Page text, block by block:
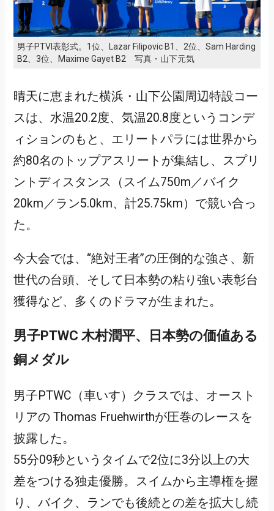
男子PTVI表彰式。1位、Lazar Filipovic B1、2位、Sam Harding
B2、3位、Maxime Gayet B2 写真・山下元気
晴天に恵まれた横浜・山下公園周辺特設コー
スは、水温20.2度、気温20.8度というコンデ
ィションのもと、エリートパラには世界から
約80名のトップアスリートが集結し、スプリ
ントディスタンス（スイム750m／バイク
20km／ラン5.0km、計25.75km）で競い合っ
た。
今大会では、“絶対王者”の圧倒的な強さ、新
世代の台頭、そして日本勢の粘り強い表彰台
獲得など、多くのドラマが生まれた。
男子PTWC 木村潤平、日本勢の価値ある
銅メダル
男子PTWC（車いす）クラスでは、オースト
リアの Thomas Fruehwirthが圧巻のレースを
披露した。
55分09秒というタイムで2位に3分以上の大
差をつける独走優勝。スイムから主導権を握
り、バイク、ランでも後続との差を拡大し続